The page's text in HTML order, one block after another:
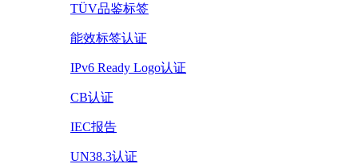
TÜV品鉴标签
能效标签认证
IPv6 Ready Logo认证
CB认证
IEC报告
UN38.3认证